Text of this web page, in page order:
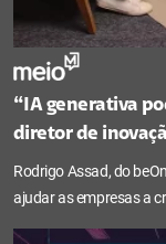
“IA generativa
diretor de
Rodrigo Assad, do
ajudar as empresas a